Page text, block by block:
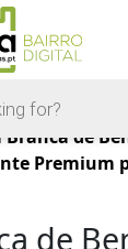
Branca de
Premium
de